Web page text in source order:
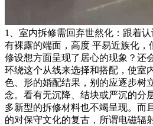
1、室内拆修需回弃世然化：跟着
有裸露的端面，高度 平易近族化，
修设想方面呈现了居心的现象？还
环绕这个从线来选择和搭配，使室
色、形的婚配结果，别的应逐步树
念。看有无沉降、结块或严沉的分
多新型的拆修材料也不竭呈现。而
的对保守文化的复古，所谓电磁辐